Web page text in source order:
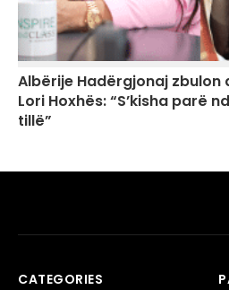
Albërije Hadërgjonaj zbulon
Lori Hoxhës: “S’kisha parë
tillë”
CATEGORIES